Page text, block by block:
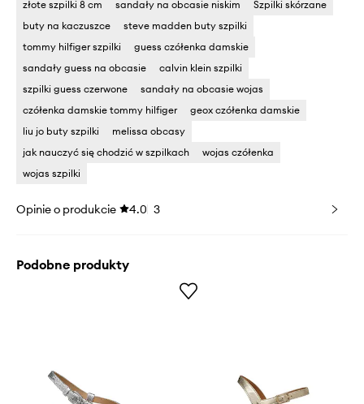
złote szpilki 8 cm sandały na obcasie niskim
Szpilki skórzane
buty na kaczuszce
steve madden buty szpilki
tommy hilfiger szpilki
guess czółenka damskie
sandały guess na obcasie
calvin klein szpilki
szpilki guess czerwone
sandały na obcasie wojas
czółenka damskie tommy hilfiger
geox czółenka damskie
liu jo buty szpilki
melissa obcasy
jak nauczyć się chodzić w szpilkach
wojas czółenka
wojas szpilki
Opinie o produkcie 4.0 3
Podobne produkty